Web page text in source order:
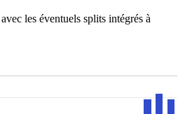
les éventuels splits intégrés à